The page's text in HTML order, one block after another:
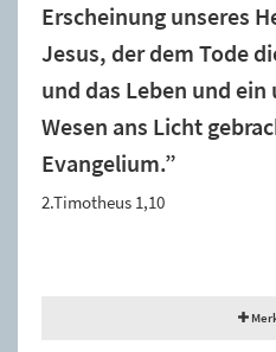
Erscheinung unseres
Jesus, der dem Tode
und das Leben und
Wesen ans Licht
Evangelium.”
2.Timotheus 1,10